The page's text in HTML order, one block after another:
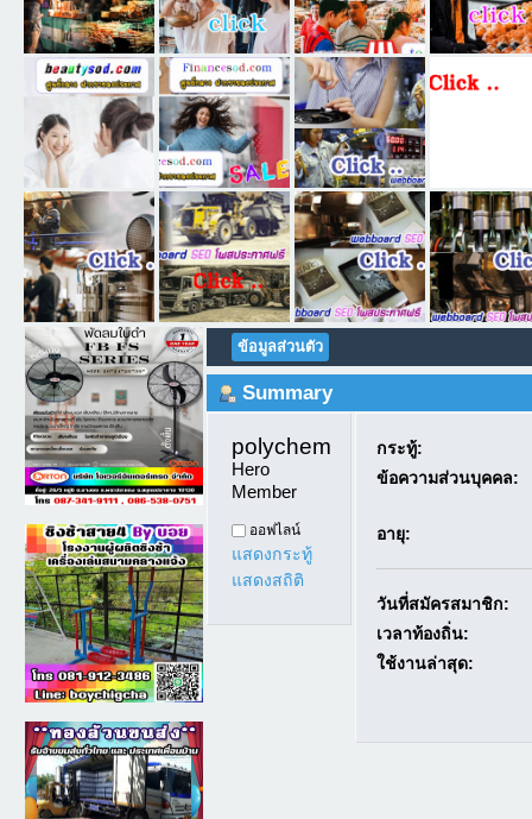
ข้อมูลส่วนตัว
Summary
polychemicals9
Hero
Member
ออฟไลน์
แสดงกระทู้
แสดงสถิติ
กระทู้:
ข้อความส่วนบุคคล:
อายุ:
วันที่สมัครสมาชิก:
เวลาท้องถิ่น:
ใช้งานล่าสุด: